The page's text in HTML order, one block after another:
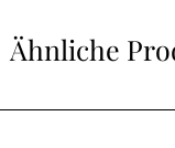
Ähnliche